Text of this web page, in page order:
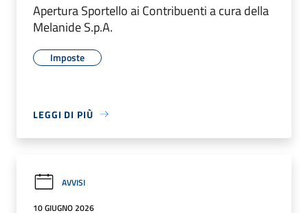
Apertura Sportello ai Contribuenti a cura della
Melanide S.p.A.
Imposte
LEGGI DI PIÙ
AVVISI
10 GIUGNO 2026